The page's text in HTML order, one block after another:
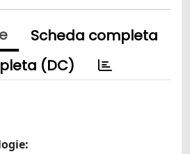
Scheda completa
(DC)